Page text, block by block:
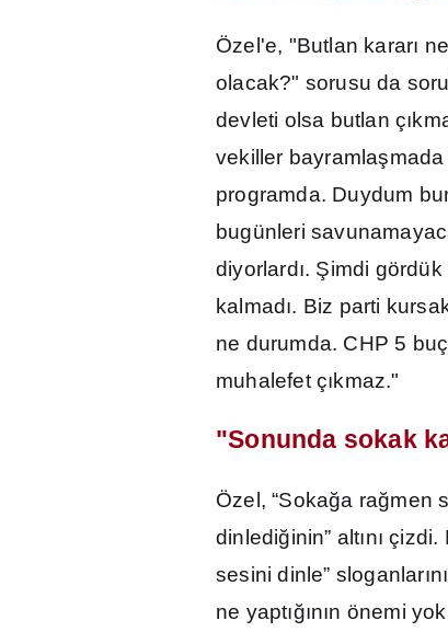
Özel'e, "Butlan kararı
olacak?" sorusu da
devleti olsa butlan çı
vekiller bayramlaş
programda. Duydum
bugünleri
diyorlardı. Şimdi gördük
kalmadı. Biz parti
ne durumda. CHP 5
muhalefet çıkmaz."
"Sonunda sokak
Özel, “Sokağa rağmen
dinlediğinin” altını çizdi.
sesini dinle” sloganlarını
ne yaptığının önemi